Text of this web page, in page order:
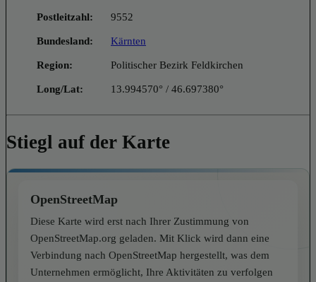
Postleitzahl: 9552
Bundesland: Kärnten
Region: Politischer Bezirk Feldkirchen
Long/Lat: 13.994570° / 46.697380°
Stiegl auf der Karte
OpenStreetMap
Diese Karte wird erst nach Ihrer Zustimmung von
OpenStreetMap.org geladen. Mit Klick wird dann eine
Verbindung nach OpenStreetMap hergestellt, was dem
Unternehmen ermöglicht, Ihre Aktivitäten zu verfolgen